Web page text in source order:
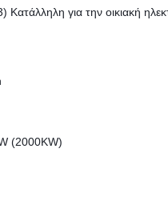
για την οικιακή
(2000KW)